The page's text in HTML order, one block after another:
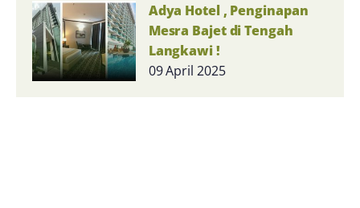
Adya Hotel , Penginapan
Mesra Bajet di Tengah
Langkawi !
09 April 2025